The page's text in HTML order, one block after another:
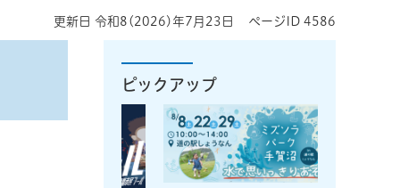
更新日 令和8(2026)年7月23日 ページID 4586
ピックアップ